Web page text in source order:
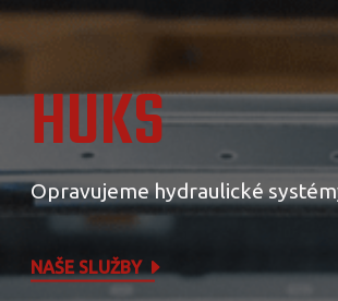
HUKS
Opravujeme hydraulické
NAŠE SLUŽBY